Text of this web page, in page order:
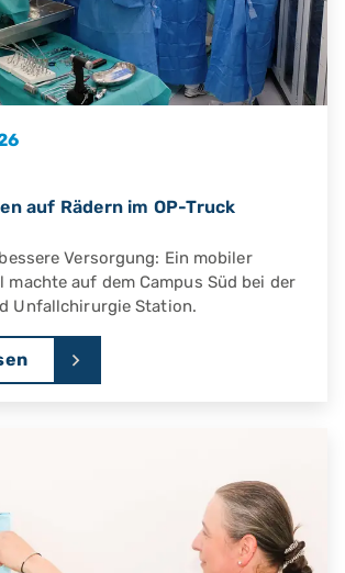
auf Rädern im OP-Truck
Versorgung: Ein mobiler
machte auf dem Campus Süd bei der
Unfallchirurgie Station.